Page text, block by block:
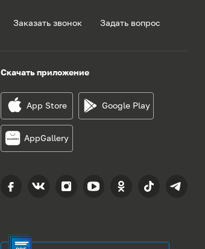
Заказать звонок Задать вопрос
Скачать приложение
App Store Google Play
AppGallery